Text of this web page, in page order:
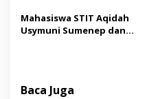
Operator Diaudit
Mahasiswa STIT Aqidah
Usymuni Sumenep dan
Baca Juga